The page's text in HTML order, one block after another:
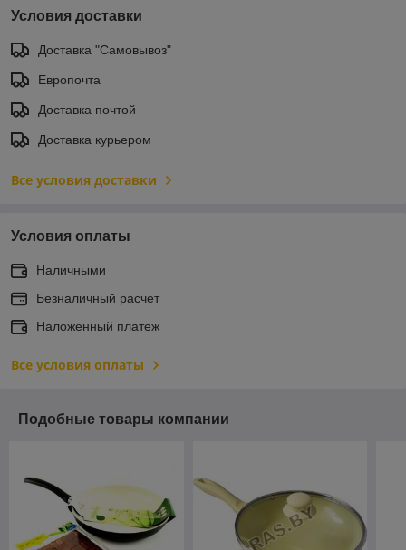
Условия доставки
Доставка "Самовывоз"
Европочта
Доставка почтой
Доставка курьером
Все условия доставки
Условия оплаты
Наличными
Безналичный расчет
Наложенный платеж
Все условия оплаты
Подобные товары компании